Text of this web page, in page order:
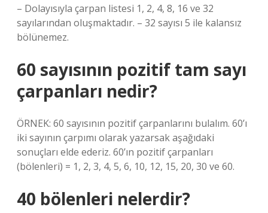
– Dolayısıyla çarpan listesi 1, 2, 4, 8, 16 ve 32
sayılarından oluşmaktadır. – 32 sayısı 5 ile kalansız
bölünemez.
60 sayısının pozitif tam sayı
çarpanları nedir?
ÖRNEK: 60 sayısının pozitif çarpanlarını bulalım. 60’ı
iki sayının çarpımı olarak yazarsak aşağıdaki
sonuçları elde ederiz. 60’ın pozitif çarpanları
(bölenleri) = 1, 2, 3, 4, 5, 6, 10, 12, 15, 20, 30 ve 60.
40 bölenleri nelerdir?